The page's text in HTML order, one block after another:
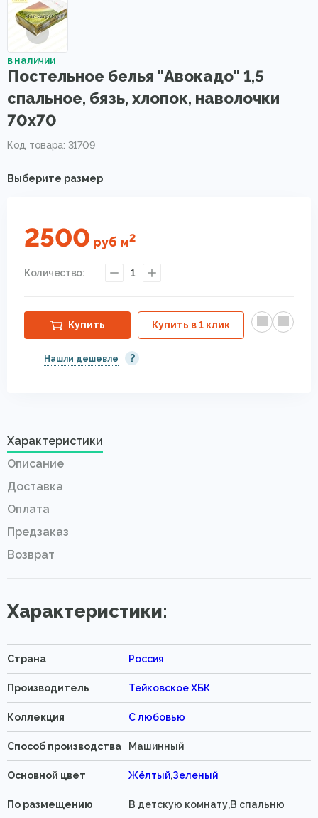
в наличии
Постельное белья "Авокадо" 1,5
спальное, бязь, хлопок, наволочки
70х70
Код товара: 31709
Выберите размер
2500 руб м2
Количество: 1
Купить Купить в 1 клик
Нашли дешевле ?
Характеристики
Описание
Доставка
Оплата
Предзаказ
Возврат
Характеристики:
Страна Россия
Производитель Тейковское ХБК
Коллекция С любовью
Способ производства Машинный
Основной цвет Жёлтый,Зеленый
По размещению В детскую комнату,В спальню